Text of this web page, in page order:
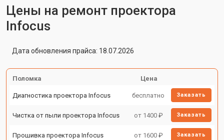
Цены на ремонт проектора
Infocus
Дата обновления прайса: 18.07.2026
Поломка Цена
Диагностика проектора Infocus бесплатно Заказать
Чистка от пыли проектора Infocus от 1400 ₽ Заказать
Прошивка проектора Infocus от 1600 ₽ Заказать